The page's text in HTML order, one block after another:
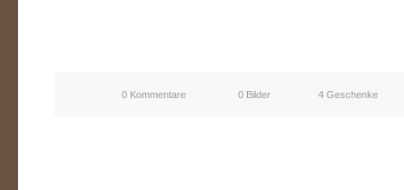
0 Kommentare 0 Bilder 4 Geschenke